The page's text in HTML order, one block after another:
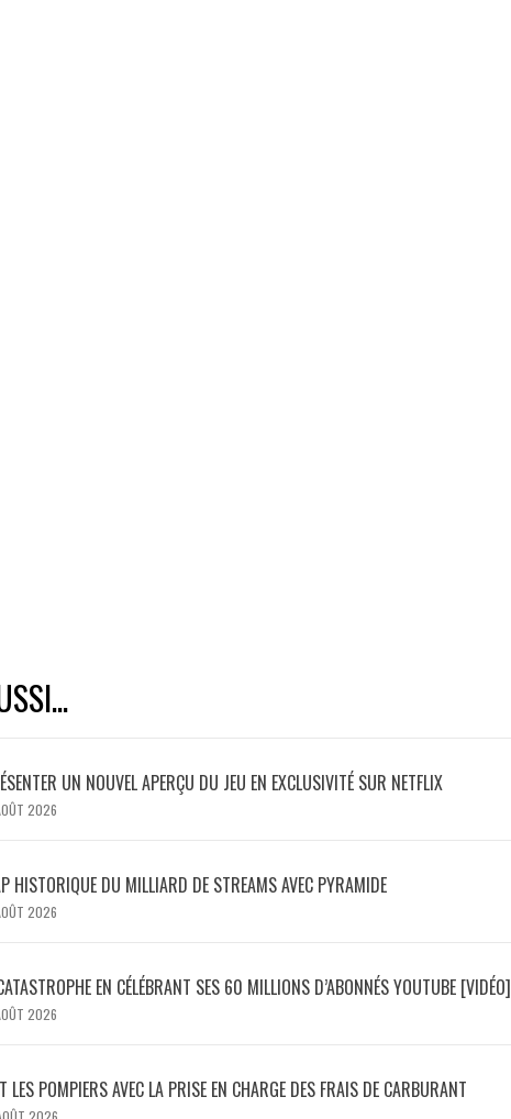
UN NOUVEL APERÇU DU JEU EN EXCLUSIVITÉ SUR NETFLIX
2026
HISTORIQUE DU MILLIARD DE STREAMS AVEC PYRAMIDE
2026
EN CÉLÉBRANT SES 60 MILLIONS D’ABONNÉS YOUTUBE [VIDÉO]
2026
LES POMPIERS AVEC LA PRISE EN CHARGE DES FRAIS DE CARBURANT